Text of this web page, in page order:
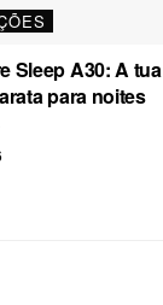
Sleep A30: A tua
para noites